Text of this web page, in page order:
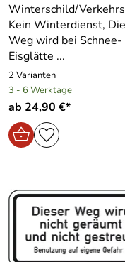
Winterschild/
Kein Winterdienst,
Weg wird bei Schnee-
Eisglätte ...
2 Varianten
3 - 6 Werktage
ab 24,90 €*